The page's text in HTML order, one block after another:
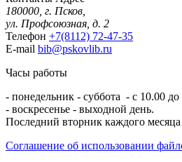
180000, г. Псков,
ул. Профсоюзная, д. 2
Телефон +7(8112) 72-47-35
E-mail bib@pskovlib.ru
Часы работы
- понедельник - суббота - с 10.00 до
- воскресенье - выходной день.
Последний вторник каждого
Соглашение об использовании